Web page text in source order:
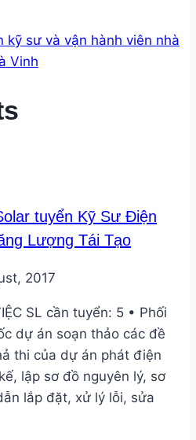
kỹ sư và vận hành viên nhà
Vinh
tuyển Kỹ Sư Điện
Lượng Tái Tạo
2017
SL cần tuyển: 5 • Phối
dự án soạn thảo các đề
thi của dự án phát điện
lập sơ đồ nguyên lý, sơ
lắp đặt, xử lý lỗi, sửa